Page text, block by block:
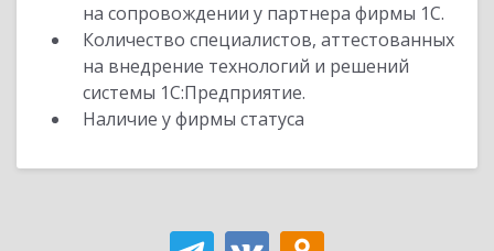
на сопровождении у партнера фирмы 1С.
Количество специалистов, аттестованных
на внедрение технологий и решений
системы 1С:Предприятие.
Наличие у фирмы статуса